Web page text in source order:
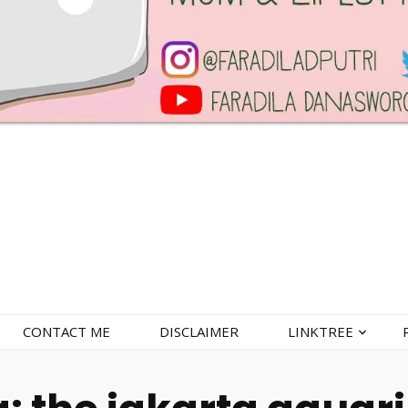
CONTACT ME DISCLAIMER LINKTREE